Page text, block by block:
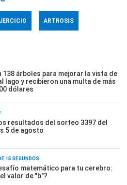
ARTROSIS
138 árboles para mejorar la vista de
lago y recibieron una multa de más
dólares
resultados del sorteo 3397 del
5 de agosto
15 SEGUNDOS
matemático para tu cerebro:
valor de "b"?